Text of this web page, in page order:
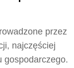
przez
najczęściej
gospodarczego.